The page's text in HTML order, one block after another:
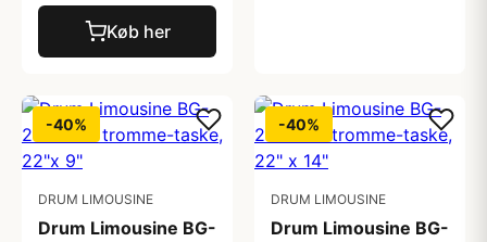
Køb her
-40%
DRUM LIMOUSINE
Drum Limousine BG-
-40%
DRUM LIMOUSINE
Drum Limousine BG-